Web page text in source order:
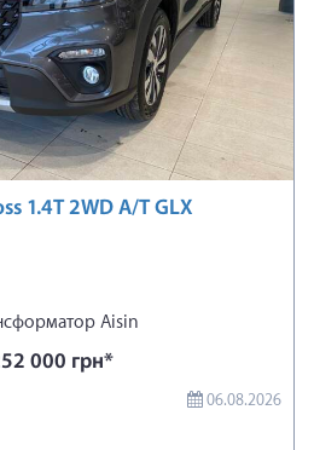
1.4T 2WD A/T GLX
Aisin
000 грн*
06.08.2026